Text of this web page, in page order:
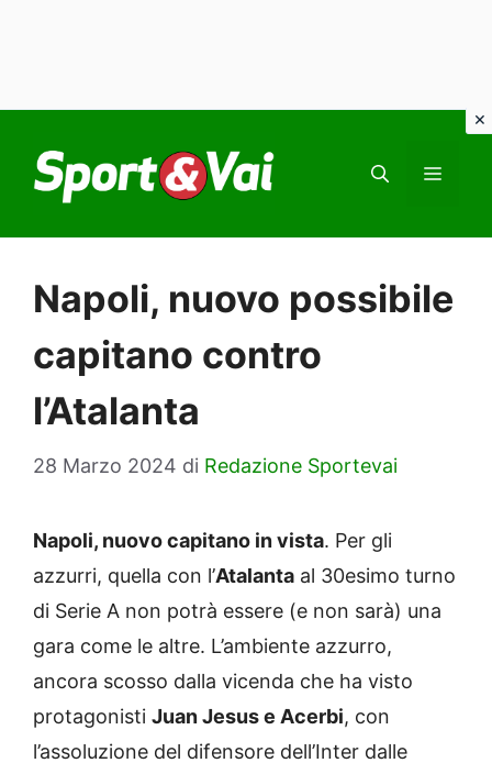
contenuto
Napoli, nuovo possibile
capitano contro
l’Atalanta
28 Marzo 2024 di Redazione Sportevai
Napoli, nuovo capitano in vista. Per gli
azzurri, quella con l’Atalanta al 30esimo turno
di Serie A non potrà essere (e non sarà) una
gara come le altre. L’ambiente azzurro,
ancora scosso dalla vicenda che ha visto
protagonisti Juan Jesus e Acerbi, con
l’assoluzione del difensore dell’Inter dalle